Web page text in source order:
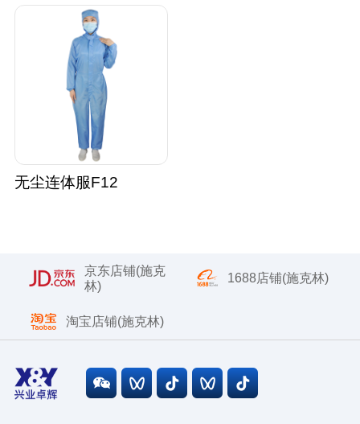
无尘连体服F12
京东店铺(施克
林)
1688店铺(施克林)
淘宝店铺(施克林)